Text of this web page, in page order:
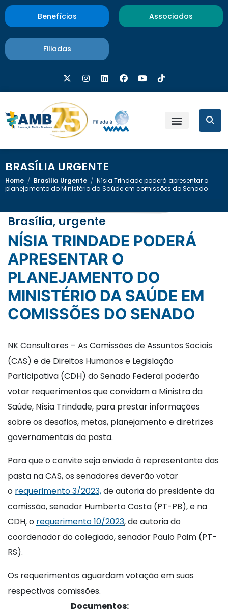
Benefícios Associados
Filiadas
BRASÍLIA URGENTE
Home / Brasília Urgente / Nísia Trindade poderá apresentar o
planejamento do Ministério da Saúde em comissões do Senado
Brasília, urgente
NÍSIA TRINDADE PODERÁ
APRESENTAR O
PLANEJAMENTO DO
MINISTÉRIO DA SAÚDE EM
COMISSÕES DO SENADO
NK Consultores – As Comissões de Assuntos Sociais
(CAS) e de Direitos Humanos e Legislação
Participativa (CDH) do Senado Federal poderão
votar requerimentos que convidam a Ministra da
Saúde, Nísia Trindade, para prestar informações
sobre os desafios, metas, planejamento e diretrizes
governamentais da pasta.
Para que o convite seja enviado à representante das
pasta na CAS, os senadores deverão votar
o requerimento 3/2023,de autoria do presidente da
comissão, senador Humberto Costa (PT-PB), e na
CDH, o requerimento 10/2023, de autoria do
coordenador do colegiado, senador Paulo Paim (PT-
RS).
Os requerimentos aguardam votação em suas
respectivas comissões.
Documentos: